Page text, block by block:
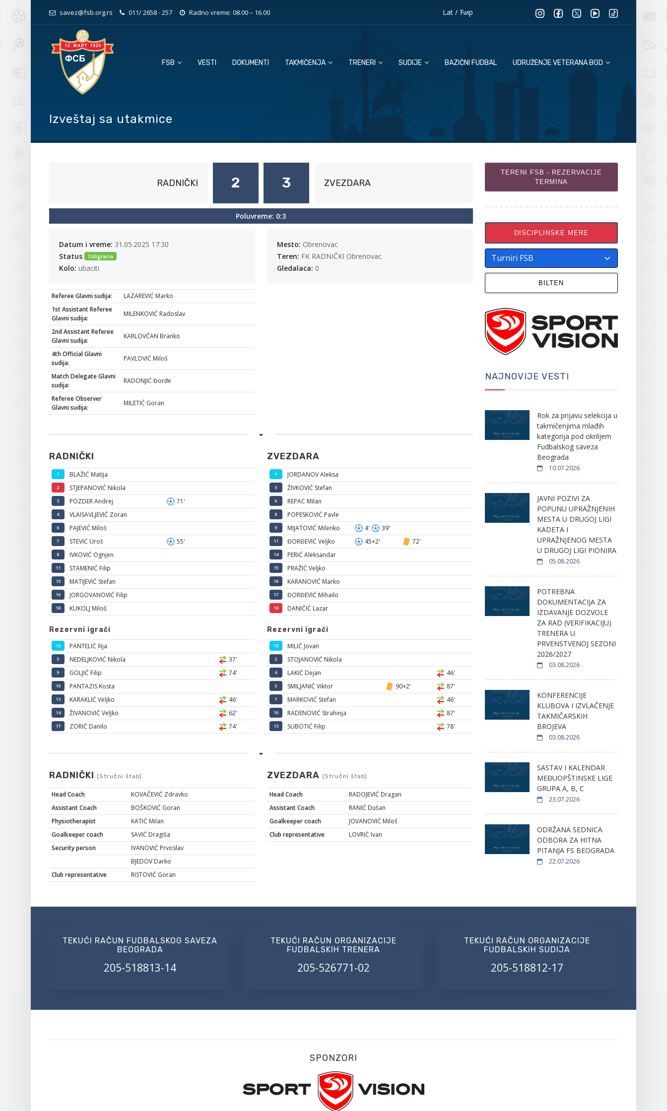
savez@fsb.org.rs 011/ 2658 - 257 Radno vreme: 08.00 – 16.00 Lat/ Ћир
FSB VESTI DOKUMENTI TAKMIČENJA TRENERI SUDIJE BAZIČNI FUDBAL UDRUŽENJE VETERANA BGD
Izveštaj sa utakmice
RADNIČKI 2 3 ZVEZDARA
Poluvreme: 0:3
Datum i vreme: 31.05.2025 17:30
Status
Odigrana
Kolo: ubaciti
Mesto: Obrenovac
Teren: FK RADNIČKI Obrenovac
Gledalaca: 0
Referee Glavni sudija:
LAZAREVIĆ Marko
1st Assistant Referee
Glavni sudija:
MILENKOVIĆ Radoslav
2nd Assistant Referee
Glavni sudija:
KARLOVČAN Branko
4th Official Glavni
sudija:
PAVLOVIĆ Miloš
Match Delegate Glavni
sudija:
RADONJIĆ Đorđe
Referee Observer
Glavni sudija:
MILETIĆ Goran
RADNIČKI
1 BLAŽIĆ Matija
2 STJEPANOVIĆ Nikola
3 POZDER Andrej 71'
4 VLAISAVLJEVIĆ Zoran
6 PAJEVIĆ Miloš
7 STEVIĆ Uroš 55'
8 IVKOVIĆ Ognjen
11 STAMENIĆ Filip
15 MATIJEVIĆ Stefan
16 JORGOVANOVIĆ Filip
18 KUKOLJ Miloš
Rezervni igrači
12 PANTELIĆ Ilija
5 NEDELJKOVIĆ Nikola 37'
9 GOLJIĆ Filip 74'
10 PANTAZIS Kosta
13 KARAKLIĆ Veljko 46'
14 ŽIVANOVIĆ Veljko 62'
17 ZORIĆ Danilo 74'
ZVEZDARA
1 JORDANOV Aleksa
3 ŽIVKOVIĆ Stefan
6 REPAC Milan
8 POPESKOVIĆ Pavle
9 MIJATOVIĆ Milenko 4' 39'
11 ĐORĐEVIĆ Veljko 45+2' 72'
14 PERIĆ Aleksandar
15 PRAŽIĆ Veljko
16 KARANOVIĆ Marko
17 ĐORĐEVIĆ Mihailo
18 DANIČIĆ Lazar
Rezervni igrači
12 MILIĆ Jovan
2 STOJANOVIĆ Nikola
4 LAKIĆ Dejan 46'
5 SMILJANIĆ Viktor 90+2' 87'
7 MARKOVIĆ Stefan 46'
10 RADENOVIĆ Strahinja 87'
13 SUBOTIĆ Filip 78'
RADNIČKI (Stručni štab)
Head Coach
KOVAČEVIĆ Zdravko
Assistant Coach
BOŠKOVIĆ Goran
Physiotherapist
KATIĆ Milan
Goalkeeper coach
SAVIĆ Dragiša
Security person
IVANOVIĆ Prvoslav
BJEDOV Darko
Club representative
RISTOVIĆ Goran
ZVEZDARA (Stručni štab)
Head Coach
RADOJEVIĆ Dragan
Assistant Coach
RANIĆ Dušan
Goalkeeper coach
JOVANOVIĆ Miloš
Club representative
LOVRIĆ Ivan
TERENI FSB - REZERVACIJE
TERMINA
DISCIPLINSKE MERE
BILTEN
NAJNOVIJE VESTI
Rok za prijavu selekcija u
takmičenjima mlađih
kategorija pod okriljem
Fudbalskog saveza
Beograda
10.07.2026
JAVNI POZIVI ZA
POPUNU UPRAŽNJENIH
MESTA U DRUGOJ LIGI
KADETA I
UPRAŽNJENOG MESTA
U DRUGOJ LIGI PIONIRA
05.08.2026
POTREBNA
DOKUMENTACIJA ZA
IZDAVANJE DOZVOLE
ZA RAD (VERIFIKACIJU)
TRENERA U
PRVENSTVENOJ SEZONI
2026/2027
03.08.2026
KONFERENCIJE
KLUBOVA I IZVLAČENJE
TAKMIČARSKIH
BROJEVA
03.08.2026
SASTAV I KALENDAR
MEĐUOPŠTINSKE LIGE
GRUPA A, B, C
23.07.2026
ODRŽANA SEDNICA
ODBORA ZA HITNA
PITANJA FS BEOGRADA
22.07.2026
TEKUĆI RAČUN FUDBALSKOG SAVEZA
BEOGRADA
205-518813-14
TEKUĆI RAČUN ORGANIZACIJE
FUDBALSKIH TRENERA
205-526771-02
TEKUĆI RAČUN ORGANIZACIJE
FUDBALSKIH SUDIJA
205-518812-17
SPONZORI